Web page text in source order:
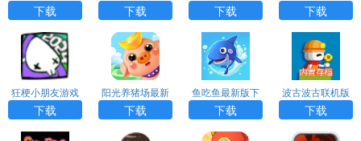
版下载
下载 下载
下载
下载
载
下载
狂梗小朋友游戏
下载
下载
阳光养猪场最新
版下载
下载
鱼吃鱼最新版下
载
下载
波古波古联机版
下载
下载